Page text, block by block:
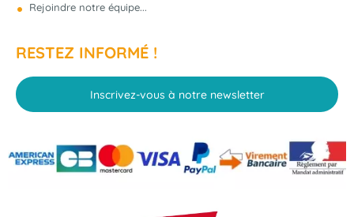
Rejoindre notre équipe...
RESTEZ INFORMÉ !
Inscrivez-vous à notre newsletter